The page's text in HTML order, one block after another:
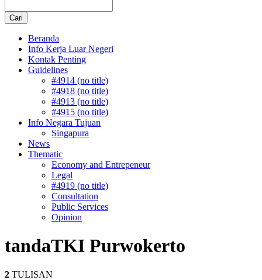
Beranda
Info Kerja Luar Negeri
Kontak Penting
Guidelines
#4914 (no title)
#4918 (no title)
#4913 (no title)
#4915 (no title)
Info Negara Tujuan
Singapura
News
Thematic
Economy and Entrepeneur
Legal
#4919 (no title)
Consultation
Public Services
Opinion
tandaTKI Purwokerto
2 TULISAN